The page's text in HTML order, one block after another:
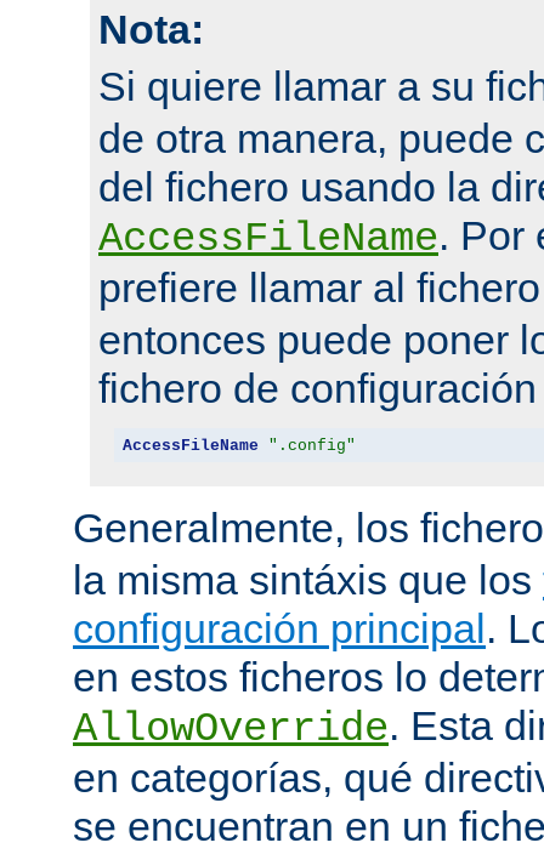
Nota:
Si quiere llamar a su
de otra manera, puede
del fichero usando la
AccessFileName. Por
prefiere llamar al
entonces puede poner
fichero de
AccessFileName ".config"
Generalmente, los
la misma sintáxis que los
configuración principal.
en estos ficheros lo
AllowOverride. Esta
en categorías, qué
se encuentran en un